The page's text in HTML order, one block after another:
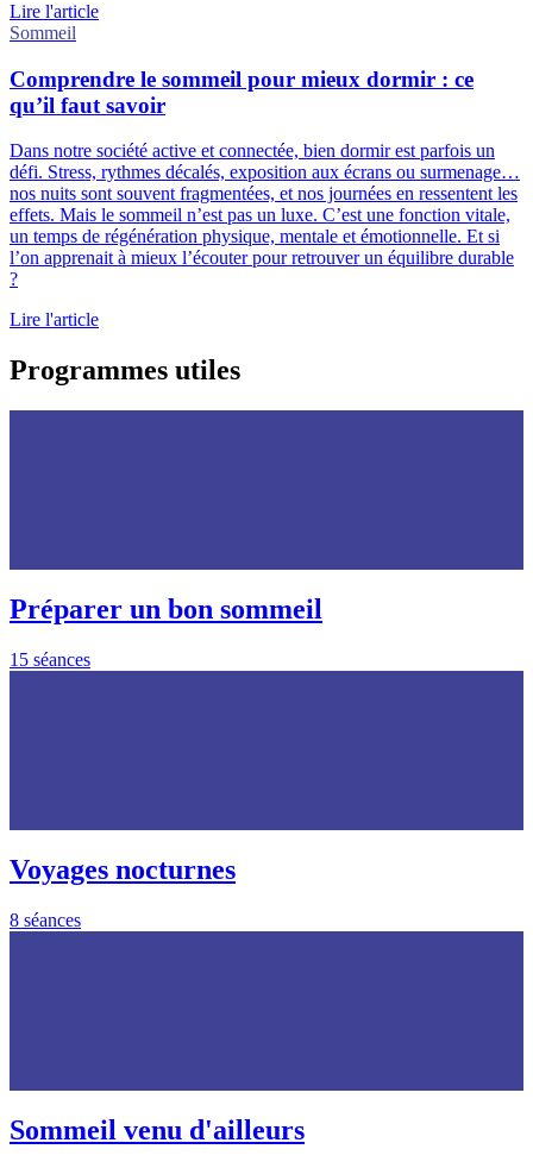
Lire l'article
Sommeil
Comprendre le sommeil pour mieux dormir : ce
qu’il faut savoir
Dans notre société active et connectée, bien dormir est parfois un
défi. Stress, rythmes décalés, exposition aux écrans ou surmenage…
nos nuits sont souvent fragmentées, et nos journées en ressentent les
effets. Mais le sommeil n’est pas un luxe. C’est une fonction vitale,
un temps de régénération physique, mentale et émotionnelle. Et si
l’on apprenait à mieux l’écouter pour retrouver un équilibre durable
?
Lire l'article
Programmes utiles
Préparer un bon sommeil
15 séances
Voyages nocturnes
8 séances
Sommeil venu d'ailleurs